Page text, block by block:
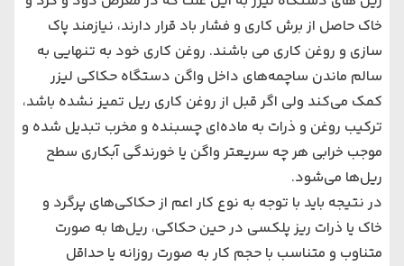
خاک حاصل از برش کاری و فشار باد قرار دارند، نیازمند پاک
سازی و روغن کاری می باشند. روغن کاری خود به تنهایی به
سالم ماندن ساچمه‌های داخل واگن دستگاه حکاکی لیزر
کمک می‌کند ولی اگر قبل از روغن کاری ریل تمیز نشده باشد،
ترکیب روغن و ذرات به ماده‌ای چسبنده و مخرب تبدیل شده و
موجب خرابی هر چه سریعتر واگن یا خورندگی آبکاری سطح
ریل‌ها می‌شود.
در نتیجه باید با توجه به نوع کار اعم از حکاکی‌های پرگرد و
خاک یا ذرات ریز پلکسی در حین حکاکی، ریل‌ها به صورت
متناوب و متناسب با حجم کار به صورت روزانه یا حداقل